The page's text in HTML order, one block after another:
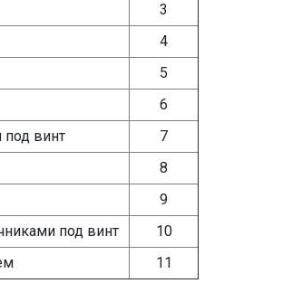
3
4
5
6
под винт
7
8
9
под винт
10
11